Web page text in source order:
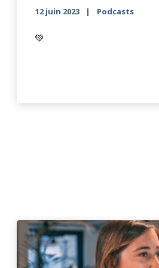
12 juin 2023 Podcasts
💚